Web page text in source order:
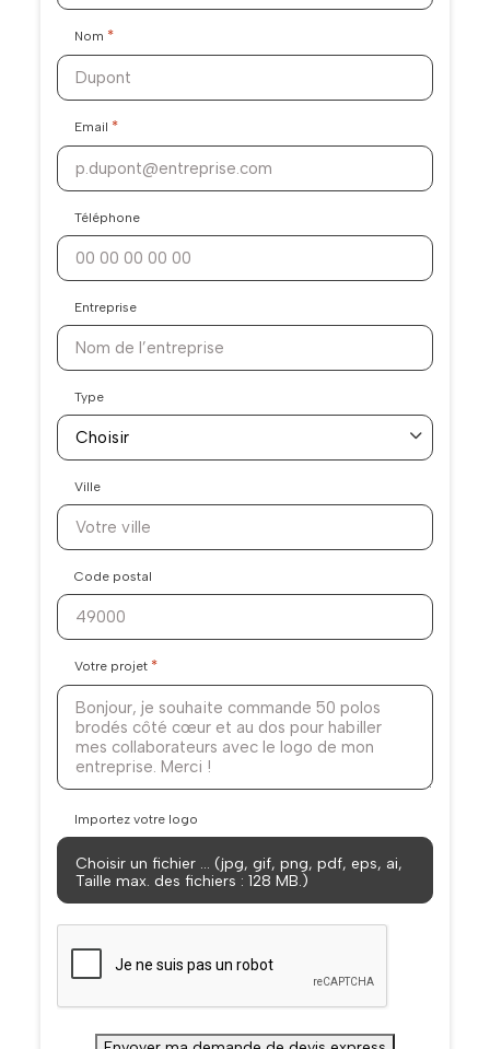
Nom *
Email *
Téléphone
Entreprise
Type
Ville
Code postal
Votre projet *
Importez votre logo
Choisir un fichier … (jpg, gif, png, pdf, eps, ai,
Taille max. des fichiers : 128 MB.)